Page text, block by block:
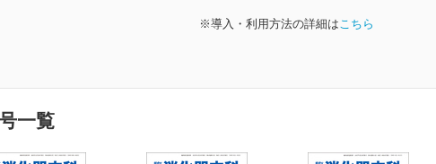
※導入・利用方法の詳細はこちら
一覧